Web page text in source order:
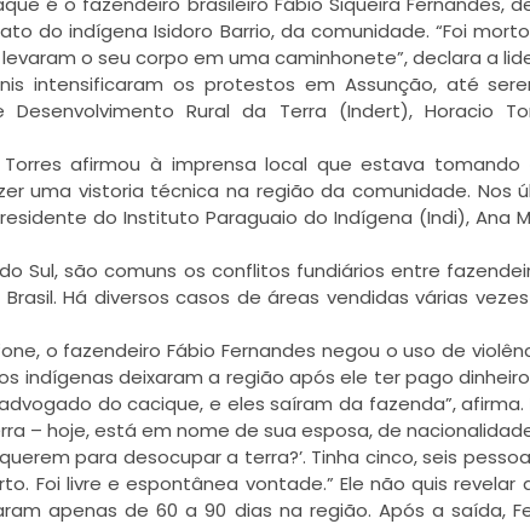
do indígena Isidoro Barrio, da comunidade. “Foi
o seu corpo em uma caminhonete”, declara a
intensificaram os protestos em Assunção, até
Rural da Terra (Indert), Horacio
afirmou à imprensa local que estava tomando
uma vistoria técnica na região da comunidade. Nos
do Instituto Paraguaio do Indígena (Indi), Ana
Sul, são comuns os conflitos fundiários entre
Há diversos casos de áreas vendidas várias
o fazendeiro Fábio Fernandes negou o uso de
indígenas deixaram a região após ele ter pago dinheiro
do cacique, e eles saíram da fazenda”, afirma.
– hoje, está em nome de sua esposa, de
para desocupar a terra?’. Tinha cinco, seis
Foi livre e espontânea vontade.” Ele não quis
apenas de 60 a 90 dias na região. Após a saída,